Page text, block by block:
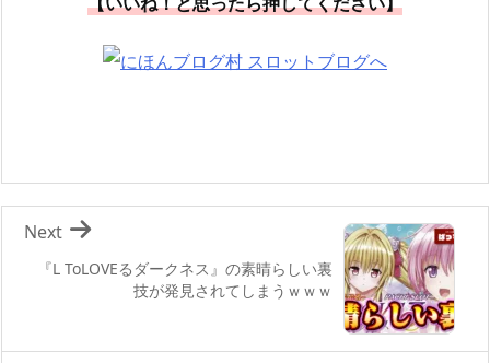
『L ToLOVEるダークネス』の素晴らしい裏
技が発見されてしまうｗｗｗ
Next